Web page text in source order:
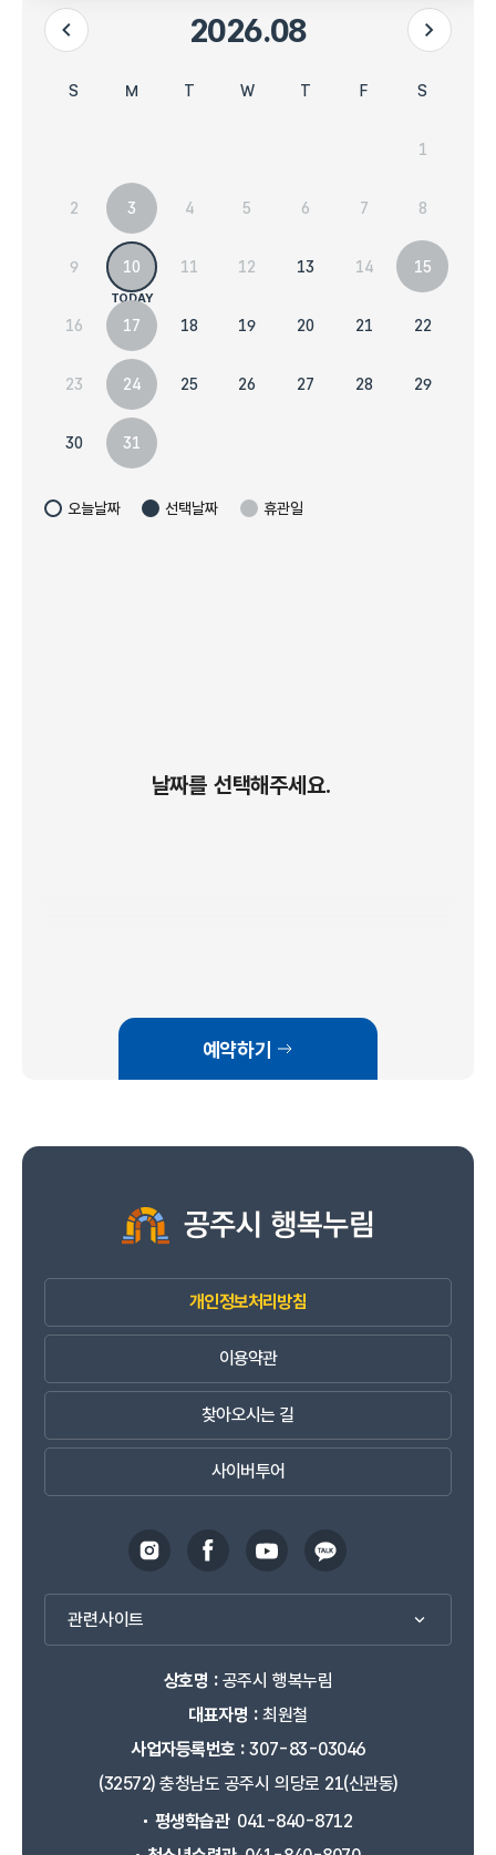
이전 달 2026.08
다음 달
S M T W수요일 T목요일 F금요일 S
1
2 3 4 5 6 7 8
9 10 11 12 13 14 15
16 17 18 19 20 21 22
23 24 25 26 27 28 29
30 31
오늘날짜 선택날짜 휴관일
날짜를 선택해주세요.
예약하기
개인정보처리방침
이용약관
찾아오시는 길
사이버투어
관련사이트
상호명 :공주시 행복누림
대표자명 :최원철
사업자등록번호 :307-83-03046
(32572) 충청남도 공주시 의당로 21(신관동)
평생학습관 041-840-8712